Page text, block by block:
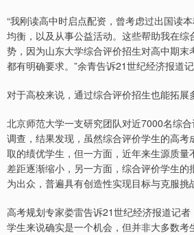
“我刚读高中时启点配资，曾考虑过出国读
均衡，以及从事公益活动。这些帮助我在综
势，因为山东大学综合评价招生对高中期末
都有明确要求。”余青告诉21世纪经济报道记
对于高校来说，通过综合评价招生也能拓展
北京师范大学一支研究团队对近7000名综
调查，结果发现，虽然综合评价学生的高考
取的绩优学生，但一方面，近年来生源质量
差距逐渐缩小，另一方面，综合评价学生的
为出众，普遍具有创造性实现目标与克服挑
高考规划专家娄雷告诉21世纪经济报道记
学生来说确实是一个机会，但并非大多数考